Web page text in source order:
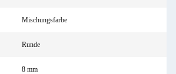
Mischungsfarbe
Runde
8 mm